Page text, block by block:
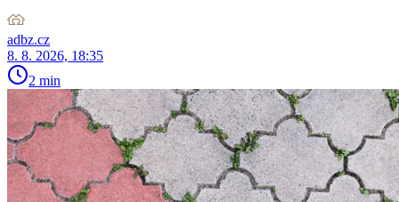
adbz.cz
8. 8. 2026, 18:35
2 min